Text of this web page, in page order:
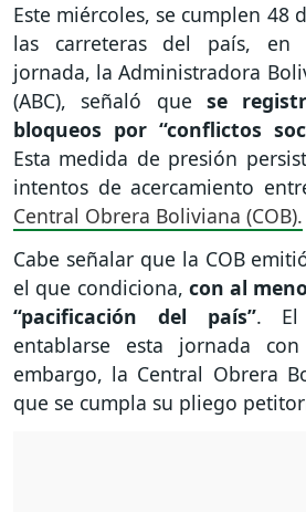
Este miércoles, se cumplen 48
las carreteras del país, en
jornada, la Administradora
(ABC), señaló que se
bloqueos por “conflictos
Esta medida de presión
intentos de acercamiento
Central Obrera Boliviana (COB).
Cabe señalar que la COB
el que condiciona, con al
“pacificación del país”. El
entablarse esta jornada
embargo, la Central Obrera
que se cumpla su pliego